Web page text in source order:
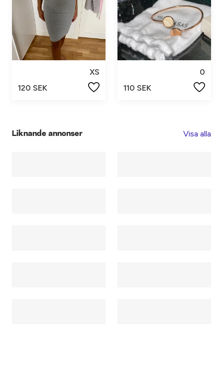
XS
120 SEK
0
110 SEK
Liknande annonser Visa alla